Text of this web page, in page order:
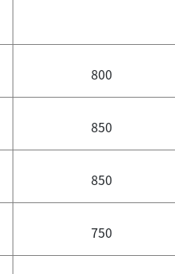
800
850
850
750